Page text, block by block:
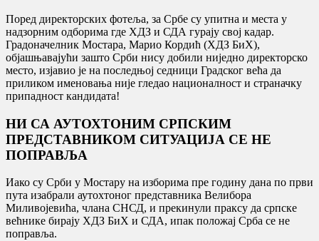
Поред директорских фотеља, за Србе су упитна и места у
надзорним одборима где ХДЗ и СДА гурају свој кадар.
Градоначелник Мостара, Марио Кордић (ХДЗ БиХ),
објашњавајући зашто Срби нису добили ниједно директорско
место, изјавио је на последњој седници Градског већа да
приликом именовања није гледао националност и страначку
припадност кандидата!
НИ СА АУТОХТОНИМ СРПСКИМ
ПРЕДСТАВНИКОМ СИТУАЦИЈА СЕ НЕ
ПОПРАВЉА
Иако су Срби у Мостару на изборима пре годину дана по први
пута изабрали аутохтоног представника Велибора
Миливојевића, члана СНСД, и прекинули праксу да српске
већнике бирају ХДЗ БиХ и СДА, ипак положај Срба се не
поправља.